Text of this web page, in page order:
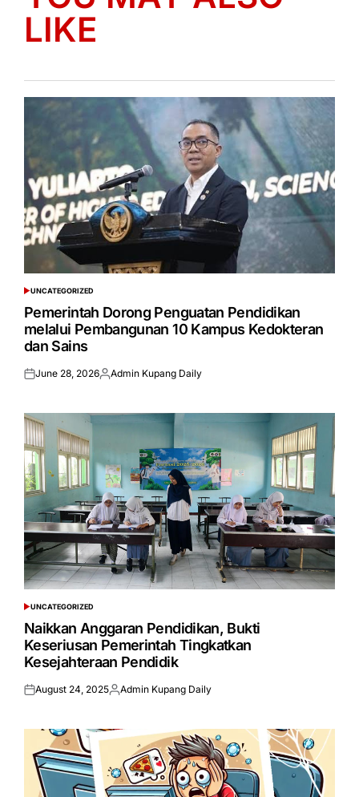
LIKE
POSTED
IN
UNCATEGORIZED
Pemerintah Dorong Penguatan Pendidikan
melalui Pembangunan 10 Kampus Kedokteran
dan Sains
Posted
June 28, 2026Posted
Admin Kupang Daily
POSTED
IN
UNCATEGORIZED
Naikkan Anggaran Pendidikan, Bukti
Keseriusan Pemerintah Tingkatkan
Kesejahteraan Pendidik
Posted
August 24, 2025Posted
Admin Kupang Daily